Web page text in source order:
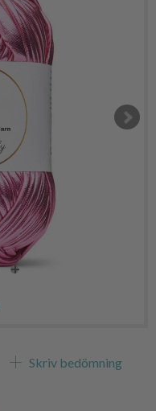
Skriv bedömning